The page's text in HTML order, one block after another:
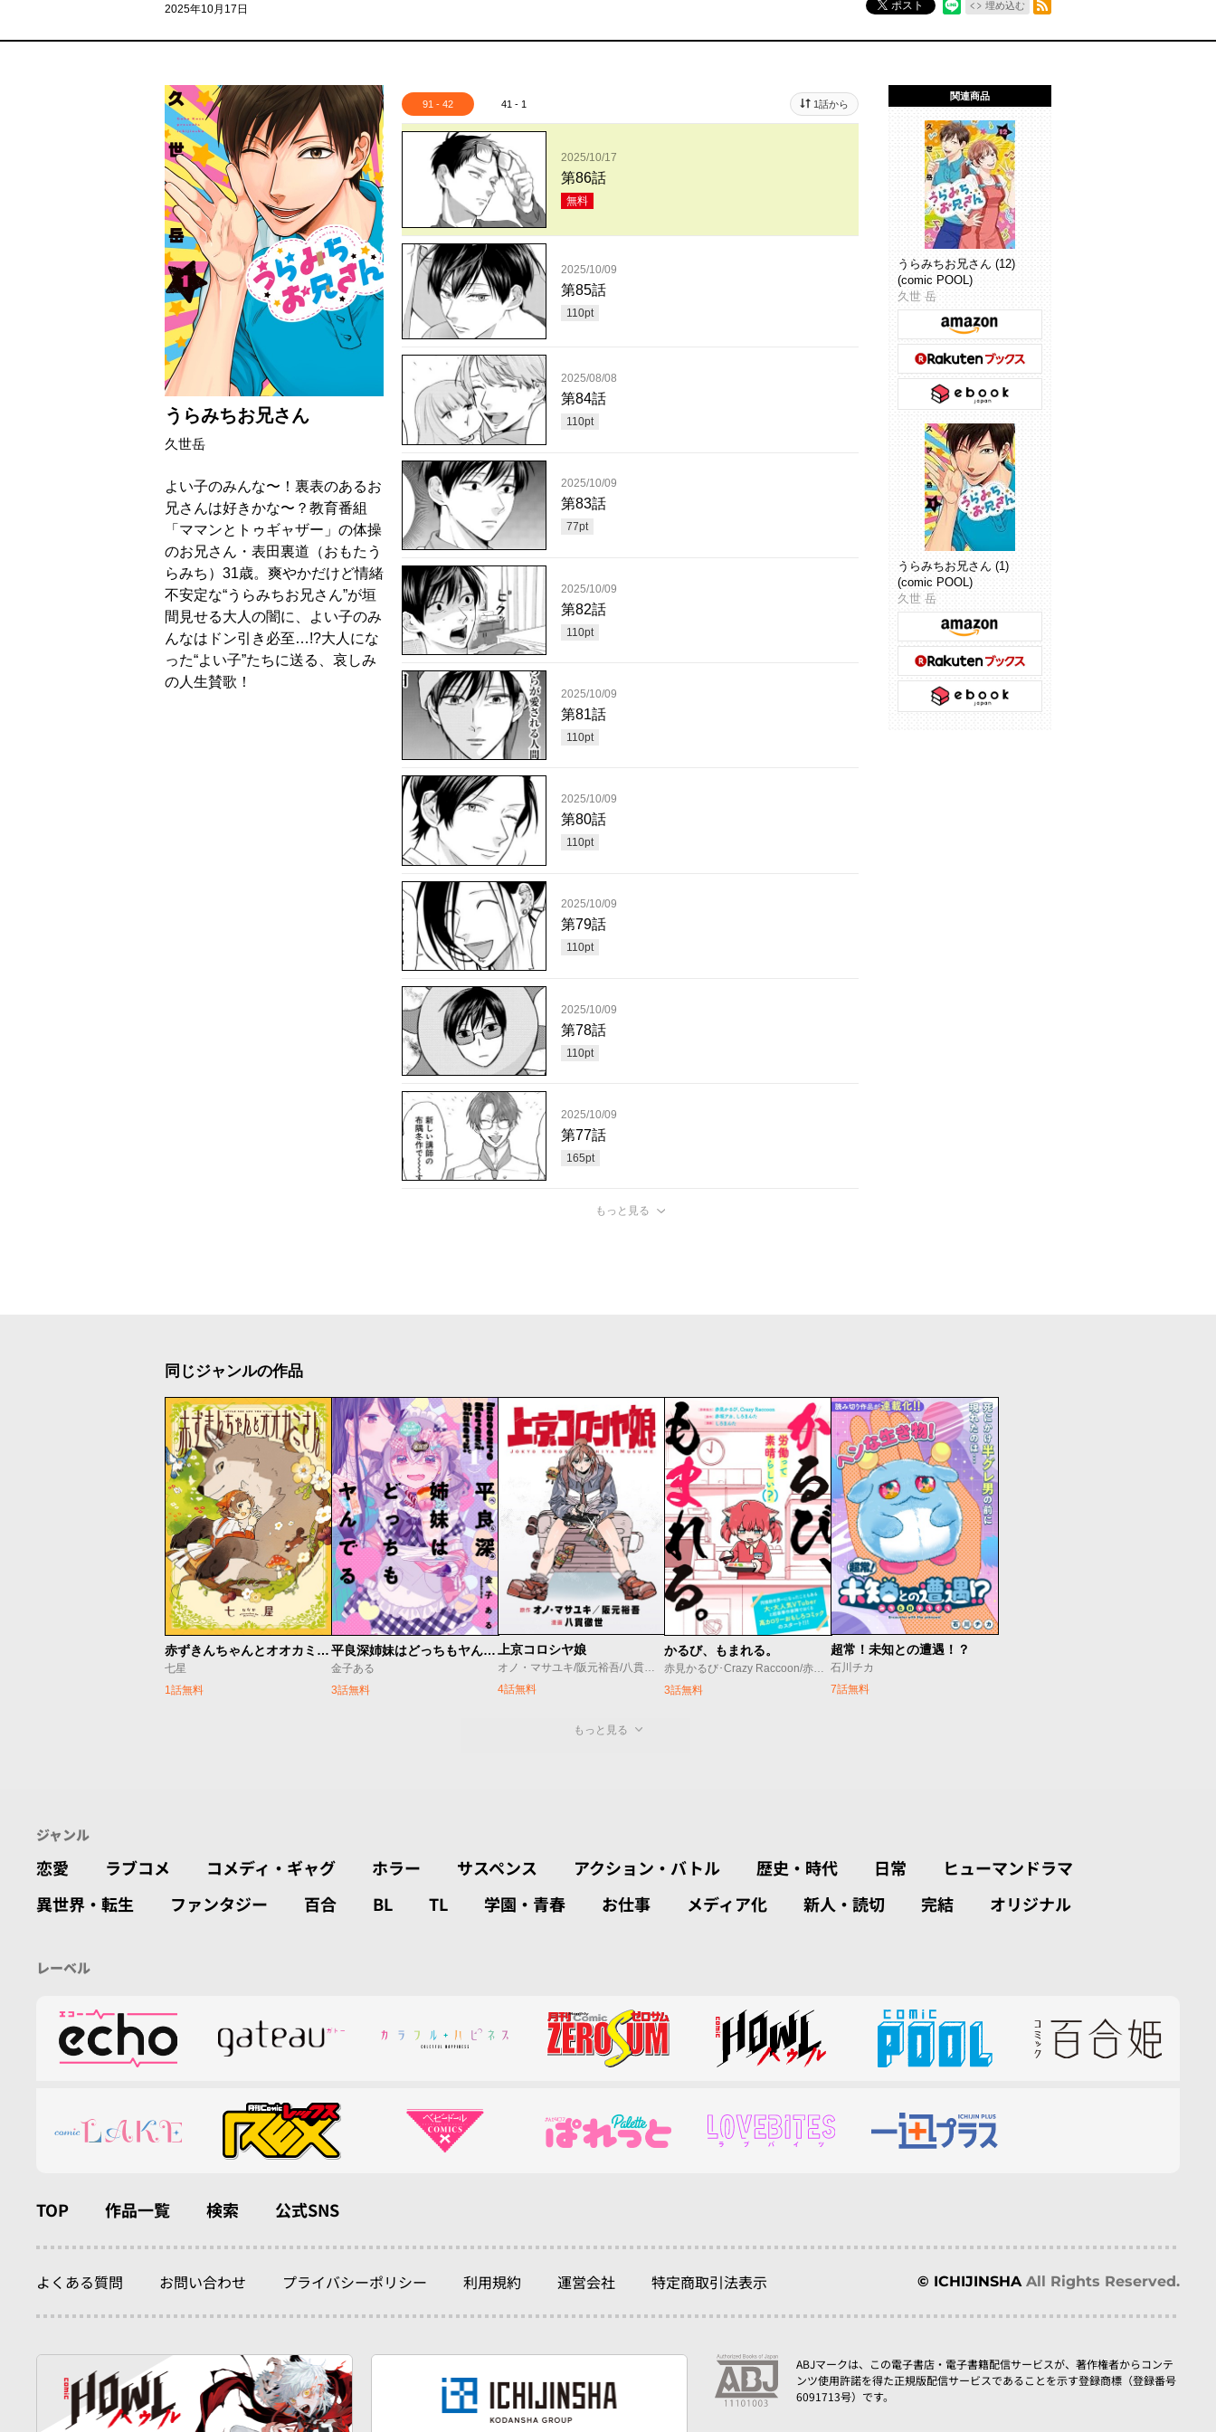
2025年10月17日 ポスト 埋め込む
うらみちお兄さん
久世岳
よい子のみんな〜！裏表のあるお
兄さんは好きかな〜？教育番組
「ママンとトゥギャザー」の体操
のお兄さん・表田裏道（おもたう
らみち）31歳。爽やかだけど情緒
不安定な“うらみちお兄さん”が垣
間見せる大人の闇に、よい子のみ
んなはドン引き必至…!?大人にな
った“よい子”たちに送る、哀しみ
の人生賛歌！
91 - 42 41 - 1 1話から
2025/10/17
第86話
無料
2025/10/09
第85話
110pt
2025/08/08
第84話
110pt
2025/10/09
第83話
77pt
2025/10/09
第82話
110pt
2025/10/09
第81話
110pt
2025/10/09
第80話
110pt
2025/10/09
第79話
110pt
2025/10/09
第78話
110pt
2025/10/09
第77話
165pt
もっと見る
関連商品
うらみちお兄さん (12)
(comic POOL)
久世 岳
うらみちお兄さん (1)
(comic POOL)
久世 岳
同じジャンルの作品
赤ずきんちゃんとオオカミさん
七星
1話無料
平良深姉妹はどっちもヤんでる
金子ある
3話無料
上京コロシヤ娘
4話無料
かるび、もまれる。
赤見かるび･Crazy Raccoon/赤坂アカ･しろまんた/しろまんた
3話無料
超常！未知との遭遇！？
石川チカ
7話無料
もっと見る
ジャンル
恋愛 ラブコメ コメディ・ギャグ ホラー サスペンス アクション・バトル 歴史・時代 日常
ヒューマンドラマ
異世界・転生
ファンタジー 百合 BL TL 学園・青春 お仕事 メディア化 新人・読切 完結 オリジナル
レーベル
TOP 作品一覧 検索 公式SNS
よくある質問 お問い合わせ プライバシーポリシー 利用規約 運営会社 特定商取引法表示 © ICHIJINSHA All Rights Reserved.
ABJマークは、この電子書店・電子書籍配信サービスが、著作権者からコンテ
ンツ使用許諾を得た正規版配信サービスであることを示す登録商標（登録番号
6091713号）です。